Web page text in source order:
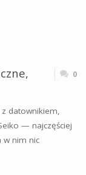
0
datownikiem,
— najczęściej
w nim nic